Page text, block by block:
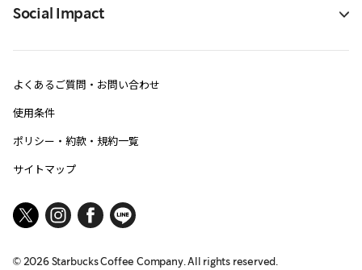
Social Impact
よくあるご質問・お問い合わせ
使用条件
ポリシー・約款・規約一覧
サイトマップ
© 2026Starbucks Coffee Company. All rights reserved.